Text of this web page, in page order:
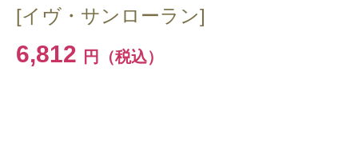
[イヴ・サンローラン]
6,812 円（税込）